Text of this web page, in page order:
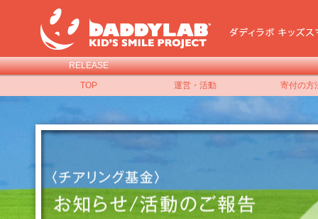
RELEASE
TOP
運営・活動 寄付の方